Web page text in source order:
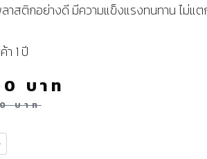
าสติกอย่างดี มีความแข็งแรงทนทาน ไม่แ
1 ปี
บาท
บาท